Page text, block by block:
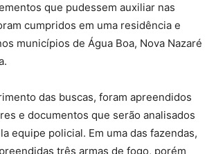
que pudessem auxiliar nas
cumpridos em uma residência e
municípios de Água Boa, Nova Nazaré
das buscas, foram apreendidos
e documentos que serão analisados
equipe policial. Em uma das fazendas,
três armas de fogo, porém